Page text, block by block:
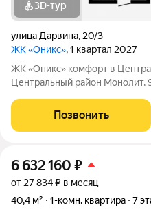
3D-тур
улица Дарвина, 20/3
ЖК «Оникс», 1 квартал 2027
ЖК «Оникс» комфорт в Центральном районе ул. Дарвина
Центральный район Монолит, 9 этажей комфорт Сдача: IV кв.
с Ботаническим садом и
Закрытый двор без
Позвонить
6 632 160 ₽
от 27 834 ₽ в месяц
40,4 м²
1-комн. квартира 7